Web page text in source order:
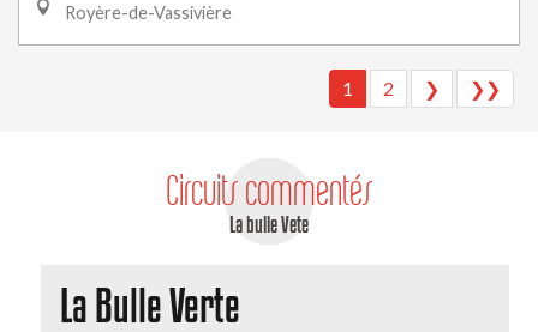
Royère-de-Vassivière
1 2 ❯ ❯❯
Circuits commentés
La bulle Vete
La Bulle Verte